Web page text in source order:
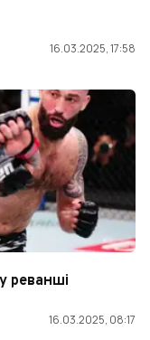
16.03.2025, 17:58
реванші
16.03.2025, 08:17